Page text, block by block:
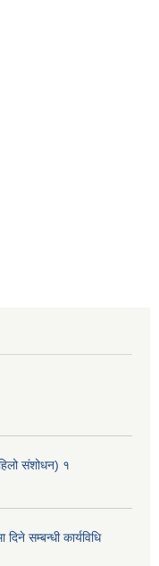
संशोधन) १
सम्बन्धी कार्यविधि